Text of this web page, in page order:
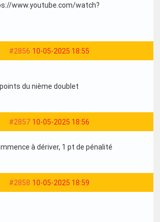
www.youtube.com/watch?
#2856 10-05-2025 18:55
du nième doublet
#2857 10-05-2025 18:56
à dériver, 1 pt de pénalité
#2858 10-05-2025 18:59